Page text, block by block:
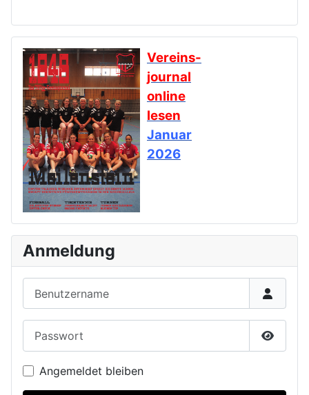
Vereins-
journal
online
lesen
Januar
2026
Anmeldung
Angemeldet bleiben